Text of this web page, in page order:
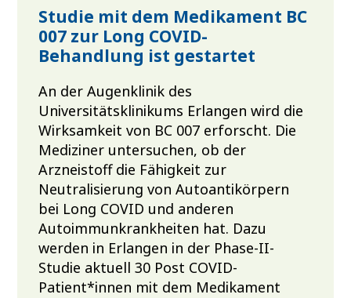
Studie mit dem Medikament BC
007 zur Long COVID-
Behandlung ist gestartet
An der Augenklinik des
Universitätsklinikums Erlangen wird die
Wirksamkeit von BC 007 erforscht. Die
Mediziner untersuchen, ob der
Arzneistoff die Fähigkeit zur
Neutralisierung von Autoantikörpern
bei Long COVID und anderen
Autoimmunkrankheiten hat. Dazu
werden in Erlangen in der Phase-II-
Studie aktuell 30 Post COVID-
Patient*innen mit dem Medikament